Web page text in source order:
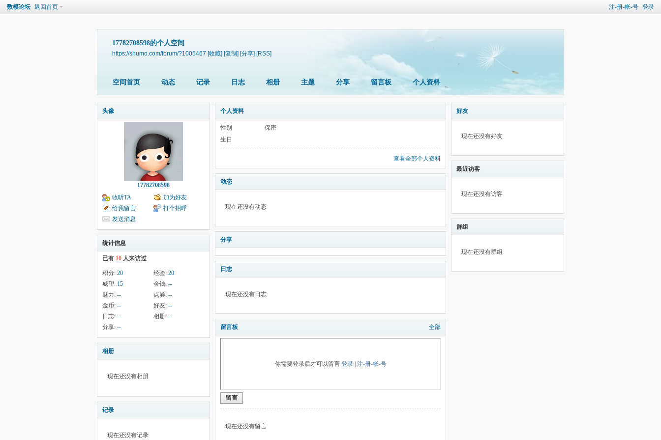
注-册-帐-号 登录
数模论坛 返回首页
17782708598的个人空间
https://shumo.com/forum/?1005467 [收藏] [复制] [分享] [RSS]
空间首页 动态 记录 日志 相册 主题 分享 留言板 个人资料
头像
17782708598
收听TA
加为好友
给我留言
打个招呼
发送消息
统计信息
已有 10 人来访过
积分: 20 经验: 20
威望: 15 金钱: --
魅力: -- 点券: --
金币: -- 好友: --
日志: -- 相册: --
分享: --
相册
现在还没有相册
记录
现在还没有记录
个人资料
性别
保密
生日
查看全部个人资料
动态
现在还没有动态
分享
日志
现在还没有日志
留言板 全部
你需要登录后才可以留言 登录| 注-册-帐-号
留言
现在还没有留言
好友
现在还没有好友
最近访客
现在还没有访客
群组
现在还没有群组